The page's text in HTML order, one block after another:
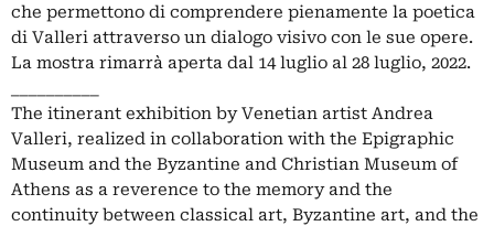
che permettono di comprendere pienamente la poetica
di Valleri attraverso un dialogo visivo con le sue opere.
La mostra rimarrà aperta dal 14 luglio al 28 luglio, 2022.
The itinerant exhibition by Venetian artist Andrea
Valleri, realized in collaboration with the Epigraphic
Museum and the Byzantine and Christian Museum of
Athens as a reverence to the memory and the
continuity between classical art, Byzantine art, and the